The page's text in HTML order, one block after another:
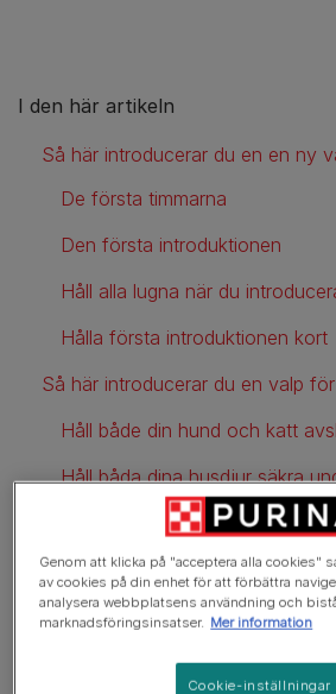
I den här artikeln
De första timmarna
Den första introduktionen
Håll alla lugna när du
Hålla första introduktionen kort
Håll både din hund och katt
Belöna bra beteende
Sikta på korta möten och
Släpp loss din hund från
Separera dem vid måltider
Genom att klicka på "acceptera alla cookies"
av cookies på din enhet för att förbättra
analysera webbplatsens användning och
marknadsföringsinsatser. Mer information
Cookie-inställningar